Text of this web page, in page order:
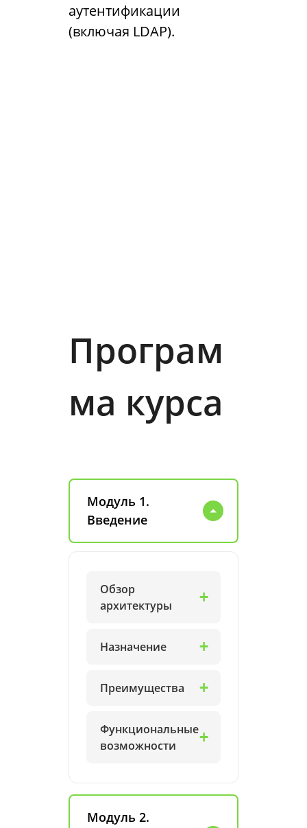
аутентификации
(включая LDAP).
Програм
ма курса
Модуль 1.
Введение
Обзор
архитектуры
Назначение
Преимущества
Функциональные
возможности
Модуль 2.